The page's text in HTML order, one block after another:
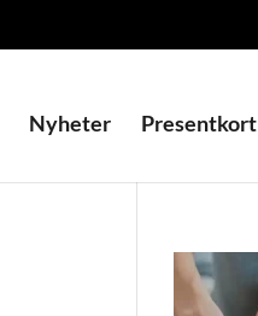
Nyheter Presentkort